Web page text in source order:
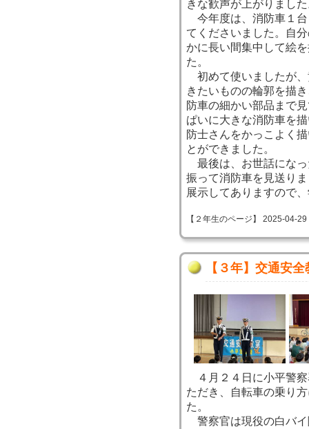
きな歓声が上がりまし
今年度は、消防車１台
てくださいました。自
かに長い間集中して絵
た。
初めて使いましたが、
きたいものの輪郭を描
防車の細かい部品まで
ぱいに大きな消防車を
防士さんをかっこよく
とができました。
最後は、お世話になっ
振って消防車を見送り
展示してありますので
【２年生のページ】 2025-04-
【３年】交通安全
４月２４日に小平警察
ただき、自転車の乗り
た。
警察官は現役の白バイ